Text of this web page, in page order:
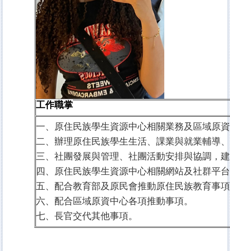
工作職掌
一、原住民族學生資源中心相關業務及區域原
二、辦理原住民族學生生活、課業與就業輔導
三、社團發展與管理、社團活動安排與協調，
四、原住民族學生資源中心相關網站及社群平
五、配合教育部及原民會推動原住民族教育事
六、配合區域原資中心各項推動事項。
七、長官交代其他事項。